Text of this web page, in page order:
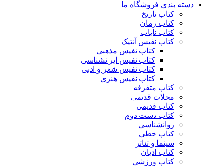
دسته بندی فروشگاه ما
کتاب تاریخ
کتاب رمان
کتاب نایاب
کتاب نفیس آنتیک
کتاب نفیس مذهبی
کتاب نفیس ایرانشناسی
کتاب نفیس شعر و ادبی
کتاب نفیس هنری
کتاب متفرقه
مجلات قدیمی
کتاب قدیمی
کتاب دست دوم
روانشناسی
کتاب خطی
سینما و تئاتر
کتاب ادیان
کتاب ورزشی